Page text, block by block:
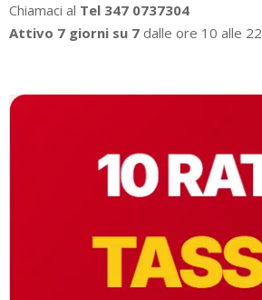
Chiamaci al Tel 347 0737304
Attivo 7 giorni su 7 dalle ore 10 alle 22